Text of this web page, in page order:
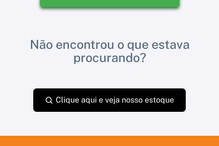
Não encontrou o que estava
procurando?
Clique aqui e veja nosso estoque